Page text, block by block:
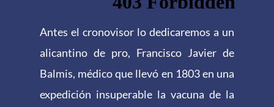
Antes el cronovisor lo dedicaremos a un
alicantino de pro, Francisco Javier de
Balmis, médico que llevó en 1803 en una
expedición insuperable la vacuna de la